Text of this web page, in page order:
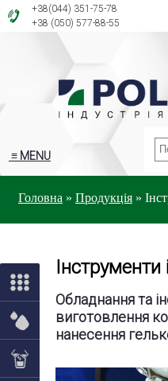
+38(044) 351-75-78
+38 (050) 577-88-55
≡ MENU
Головна » Продукція »
Обладнання та
виготовлення
нанесення